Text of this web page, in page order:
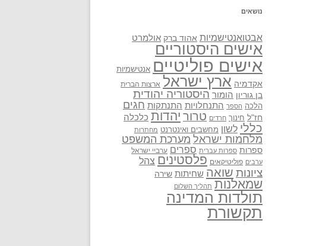
נושאים
אבטואנטישמיות אהוד ברק אולמרט
אישים היסטוריים
אישים פוליטיים אנטישמיות
אקדמיה ארץ ישראל ארצות הברית
בן גוריון הומור היסטוריה יהודית
הלכה הספר התנחלויות התנתקות חגים
חז"ל חינוך חרדים טרור יהדות כלכלה
כללי לשון מחשבים ואינטרנט מחתרות
מלחמות ישראל מערכת המשפט
ספרות ספרות עברית ספרים ערביי ישראל
ערבים פוליטיקאים פלסטינים צהל
ציונות שואה שחיתות שירה
שמאלנות תהליך השלום
תולדות המדינה
תקשורת